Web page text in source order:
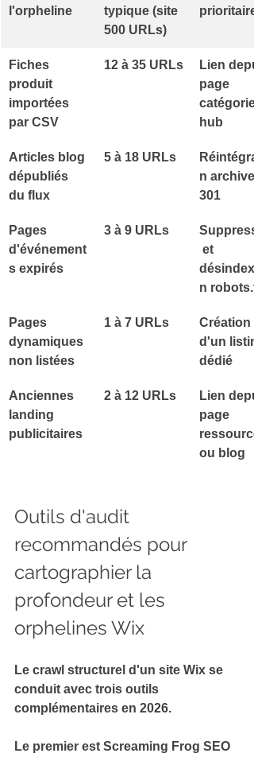
l'orpheline
typique (site
500 URLs)
prioritaire
Fiches
produit
importées
par CSV
12 à 35 URLs
Lien
page
hub
Articles blog
dépubliés
du flux
5 à 18 URLs
n
301
Pages
d'événement
s expirés
3 à 9 URLs
et
n
Pages
dynamiques
non listées
1 à 7 URLs
Création
d'un
dédié
Anciennes
landing
publicitaires
2 à 12 URLs
Lien
page
ou blog
Outils d'audit
recommandés pour
cartographier la
profondeur et les
orphelines Wix
Le crawl structurel d'un site Wix se
conduit avec trois outils
complémentaires en 2026.
Le premier est Screaming Frog SEO